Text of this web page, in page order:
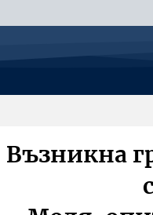
Възникна